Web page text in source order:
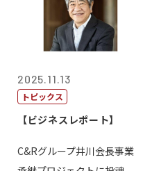
2025.11.13
トピックス
【ビジネスレポート】
C&Rグループ井川会長事業